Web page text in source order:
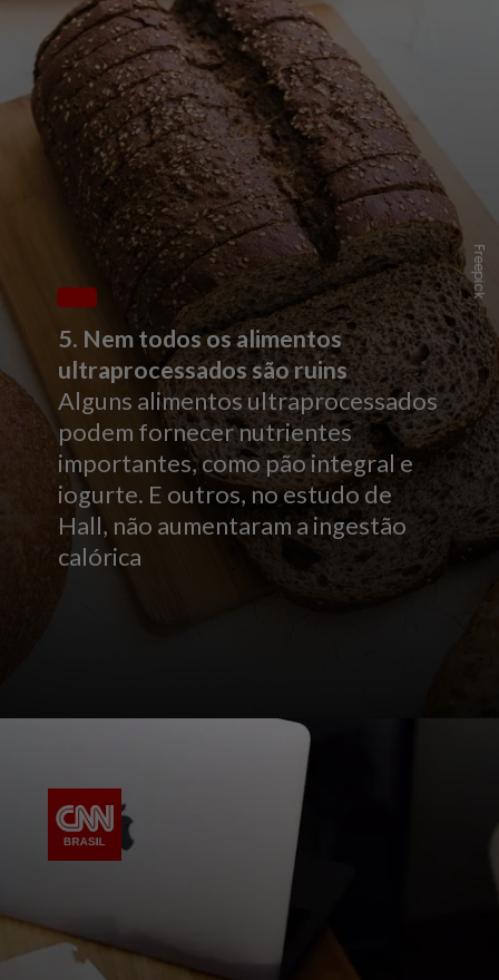
5. Nem todos os alimentos
ultraprocessados são ruins
Alguns alimentos ultraprocessados
podem fornecer nutrientes
importantes, como pão integral e
iogurte. E outros, no estudo de
Hall, não aumentaram a ingestão
calórica
Freepick